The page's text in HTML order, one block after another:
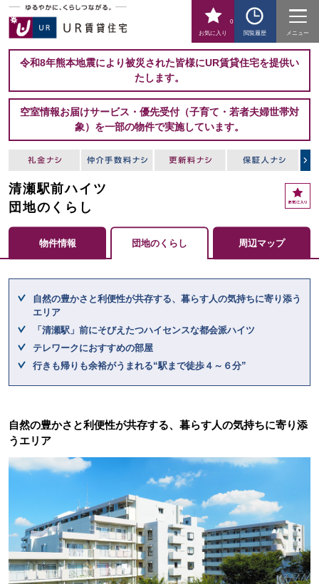
お気に入り
0
閲覧履歴
メニュー
令和8年熊本地震により被災された皆様にUR賃貸住宅を提供い
たします。
空室情報お届けサービス・優先受付（子育て・若者夫婦世帯対
象）を一部の物件で実施しています。
清瀬駅前ハイツ
団地のくらし
お
気
入
り
物件情報 団地のくらし 周辺マップ
自然の豊かさと利便性が共存する、暮らす人の気持ちに寄り添う
エリア
「清瀬駅」前にそびえたつハイセンスな都会派ハイツ
テレワークにおすすめの部屋
行きも帰りも余裕がうまれる“駅まで徒歩４～６分”
自然の豊かさと利便性が共存する、暮らす人の気持ちに寄り添
うエリア